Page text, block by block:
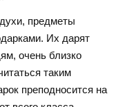
предметы
Их дарят
очень близко
таким
преподносится на